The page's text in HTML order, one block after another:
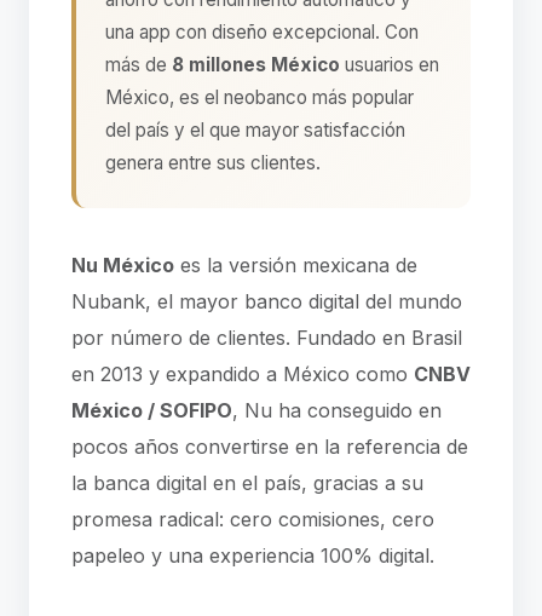
una app con diseño excepcional. Con
más de 8 millones México usuarios en
México, es el neobanco más popular
del país y el que mayor satisfacción
genera entre sus clientes.
Nu México es la versión mexicana de
Nubank, el mayor banco digital del mundo
por número de clientes. Fundado en Brasil
en 2013 y expandido a México como CNBV
México / SOFIPO, Nu ha conseguido en
pocos años convertirse en la referencia de
la banca digital en el país, gracias a su
promesa radical: cero comisiones, cero
papeleo y una experiencia 100% digital.